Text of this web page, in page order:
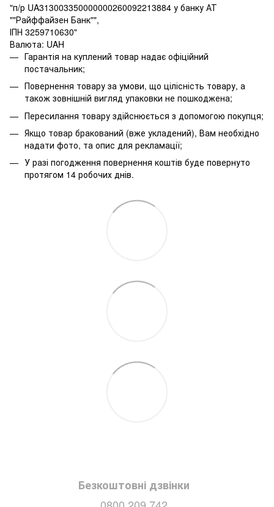
"п/р UA313003350000000260092213884 у банку АТ
""Райффайзен Банк"",
ІПН 3259710630"
Валюта: UAH
Гарантія на куплений товар надає офіційний
постачальник;
Повернення товару за умови, що цілісність товару, а
також зовнішній вигляд упаковки не пошкоджена;
Пересилання товару здійснюється з допомогою покупця;
Якщо товар бракований (вже укладений), Вам необхідно
надати фото, та опис для рекламації;
У разі погодження повернення коштів буде повернуто
протягом 14 робочих днів.
Безкоштовні дзвінки